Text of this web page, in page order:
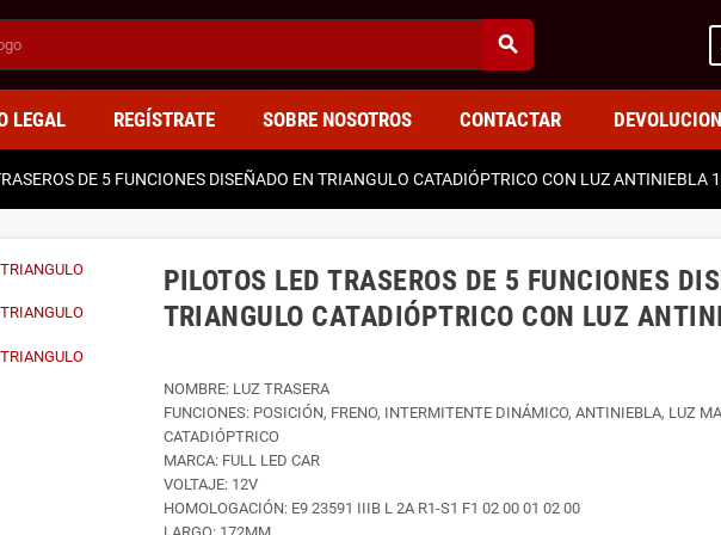
search
LEGAL REGÍSTRATE SOBRE NOSOTROS CONTACTAR
DE 5 FUNCIONES DISEÑADO EN TRIANGULO CATADIÓPTRICO CON LUZ ANTINIEBLA
PILOTOS LED TRASEROS DE 5 FUNCIONES
TRIANGULO CATADIÓPTRICO CON LUZ
NOMBRE: LUZ TRASERA
FUNCIONES: POSICIÓN, FRENO, INTERMITENTE DINÁMICO, ANTINIEBLA, LUZ
CATADIÓPTRICO
MARCA: FULL LED CAR
VOLTAJE: 12V
HOMOLOGACIÓN: E9 23591 IIIB L 2A R1-S1 F1 02 00 01 02 00